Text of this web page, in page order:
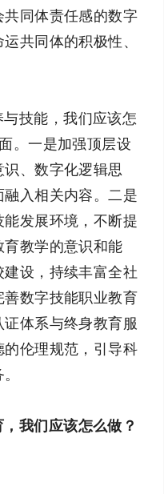
同体责任感的数字
共同体的积极性、
技能，我们应该怎
。一是加强顶层设
、数字化逻辑思
入相关内容。二是
发展环境，不断提
教学的意识和能
设，持续丰富全社
数字技能职业教育
体系与终身教育服
伦理规范，引导科
我们应该怎么做？